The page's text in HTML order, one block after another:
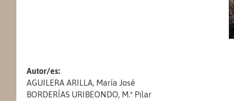
Autor/es:
AGUILERA ARILLA, María José
BORDERÍAS URIBEONDO, M.ª Pilar